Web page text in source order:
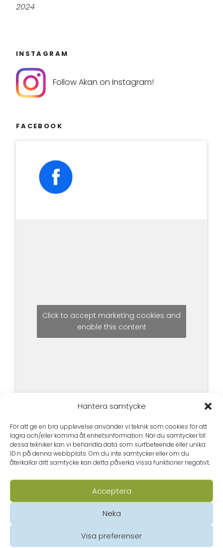
Hantera samtycke
För att ge en bra upplevelse använder vi teknik som cookies för att
lagra och/eller komma åt enhetsinformation. När du samtycker till
dessa tekniker kan vi behandla data som surfbeteende eller unika
ID:n på denna webbplats. Om du inte samtycker eller om du
återkallar ditt samtycke kan detta påverka vissa funktioner negativt.
Acceptera
Neka
Visa preferenser
2024
INSTAGRAM
Follow Akan on Instagram!
FACEBOOK
Click to accept marketing cookies and
enable this content